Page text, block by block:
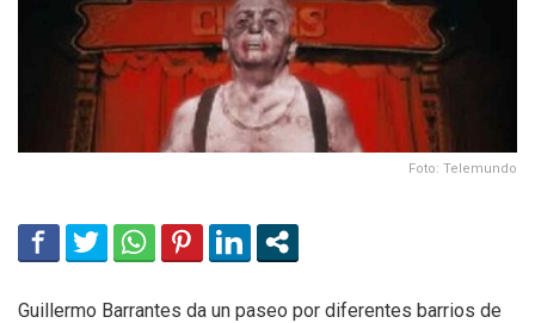
Foto: Telemundo
Guillermo Barrantes da un paseo por diferentes barrios de